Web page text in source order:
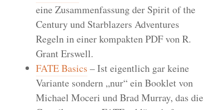
eine Zusammenfassung der Spirit of the
Century und Starblazers Adventures
Regeln in einer kompakten PDF von R.
Grant Erswell.
FATE Basics – Ist eigentlich gar keine
Variante sondern „nur“ ein Booklet von
Michael Moceri und Brad Murray, das die